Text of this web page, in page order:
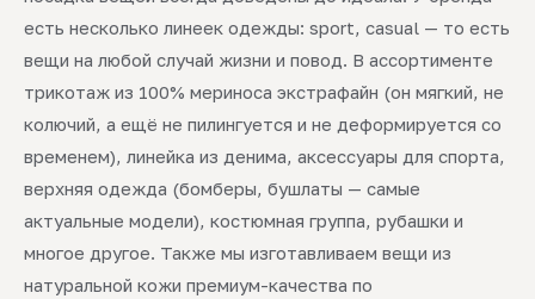
есть несколько линеек одежды: sport, casual — то есть
вещи на любой случай жизни и повод. В ассортименте
трикотаж из 100% мериноса экстрафайн (он мягкий, не
колючий, а ещё не пилингуется и не деформируется со
временем), линейка из денима, аксессуары для спорта,
верхняя одежда (бомберы, бушлаты — самые
актуальные модели), костюмная группа, рубашки и
многое другое. Также мы изготавливаем вещи из
натуральной кожи премиум-качества по